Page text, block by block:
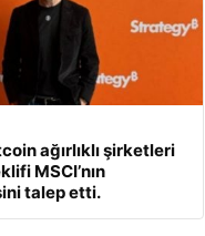
ağırlıklı şirketleri
MSCI’nın
talep etti.